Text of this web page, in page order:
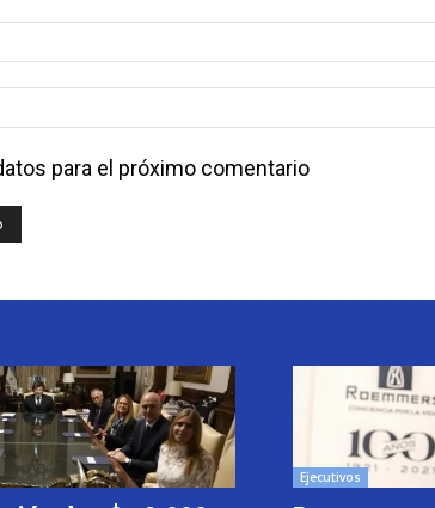
para el próximo comentario
Ejecutivos